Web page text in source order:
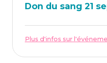
Don du sang 21
Plus d'infos sur